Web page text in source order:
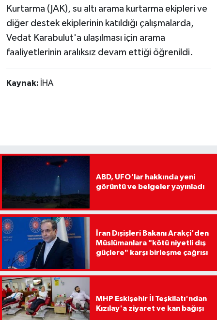
Kurtarma (JAK), su altı arama kurtarma ekipleri ve
diğer destek ekiplerinin katıldığı çalışmalarda,
Vedat Karabulut'a ulaşılması için arama
faaliyetlerinin aralıksız devam ettiği öğrenildi.
Kaynak: İHA
ABD, UFO'lar hakkında yeni
görüntü ve belgeler yayınladı
İran Dışişleri Bakanı Arakçi'den
Müslümanlara "kötü niyetli dış
güçlere" karşı birleşme çağrısı
MHP Eskişehir İl Teşkilatı'ndan
Kızılay'a ziyaret ve kan bağışı